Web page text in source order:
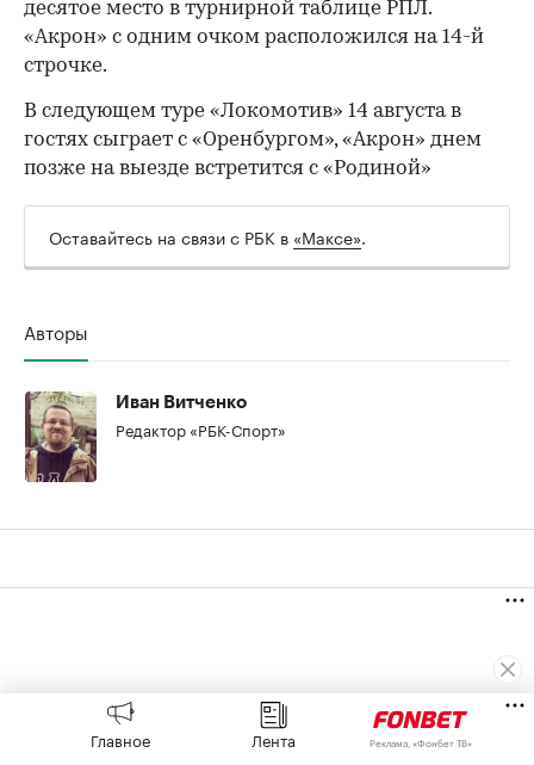
00:00 / 00:00
десятое место в турнирной таблице РПЛ.
«Акрон» с одним очком расположился на 14-й
строчке.
В следующем туре «Локомотив» 14 августа в
гостях сыграет с «Оренбургом», «Акрон» днем
позже на выезде встретится с «Родиной»
Оставайтесь на связи с РБК в «Максе».
Авторы
Иван Витченко
Редактор «РБК-Спорт»
Главное Лента Реклама, «Фонбет ТВ»